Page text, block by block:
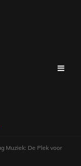
Muziek: De Plek voor